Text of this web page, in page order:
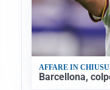
AFFARE IN
Barcellona,